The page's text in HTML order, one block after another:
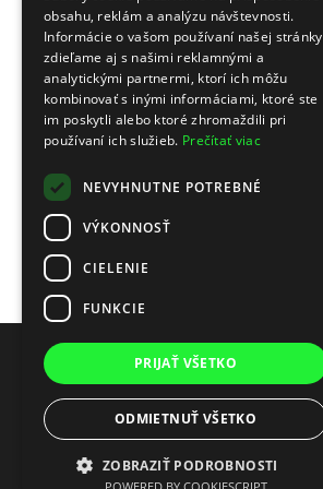
obsahu, reklám a analýzu návštevnosti.
Informácie o vašom používaní našej stránky
zdieľame aj s našimi reklamnými a
analytickými partnermi, ktorí ich môžu
kombinovať s inými informáciami, ktoré ste
im poskytli alebo ktoré zhromaždili pri
používaní ich služieb. Prečítať viac
NEVYHNUTNE POTREBNÉ
VÝKONNOSŤ
CIELENIE
FUNKCIE
PRIJAŤ VŠETKO
ODMIETNUŤ VŠETKO
ZOBRAZIŤ PODROBNOSTI